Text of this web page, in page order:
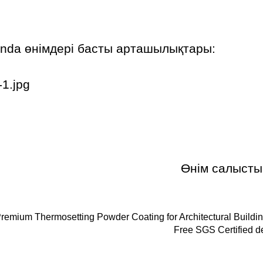
өнімдері басты арташылықтары:
Өнім